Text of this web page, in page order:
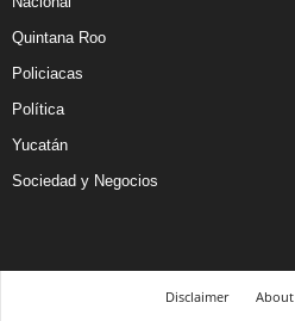
Quintana Roo
Policiacas
Política
Yucatán
Sociedad y Negocios
Disclaimer About